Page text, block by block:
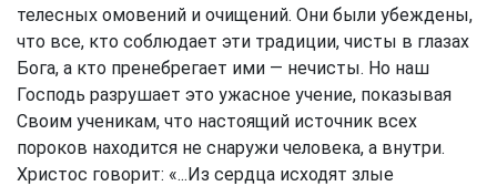
телесных омовений и очищений. Они были убеждены,
что все, кто соблюдает эти традиции, чисты в глазах
Бога, а кто пренебрегает ими — нечисты. Но наш
Господь разрушает это ужасное учение, показывая
Своим ученикам, что настоящий источник всех
пороков находится не снаружи человека, а внутри.
Христос говорит: «...Из сердца исходят злые